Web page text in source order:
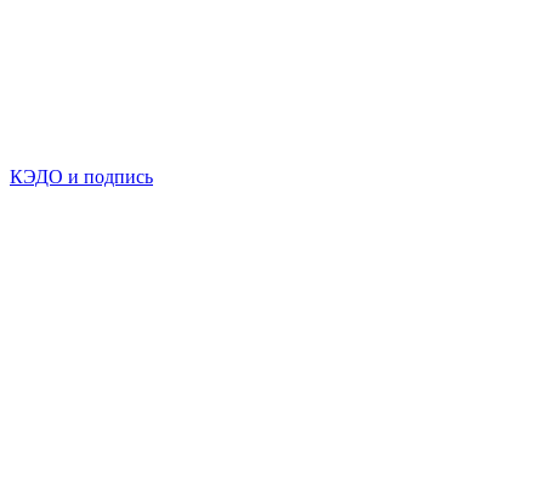
КЭДО и подпись